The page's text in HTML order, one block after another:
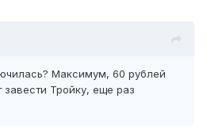
Максимум, 60 рублей
Тройку, еще раз